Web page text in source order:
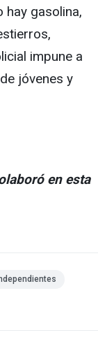
hay gasolina,
impune a
jóvenes y
en esta